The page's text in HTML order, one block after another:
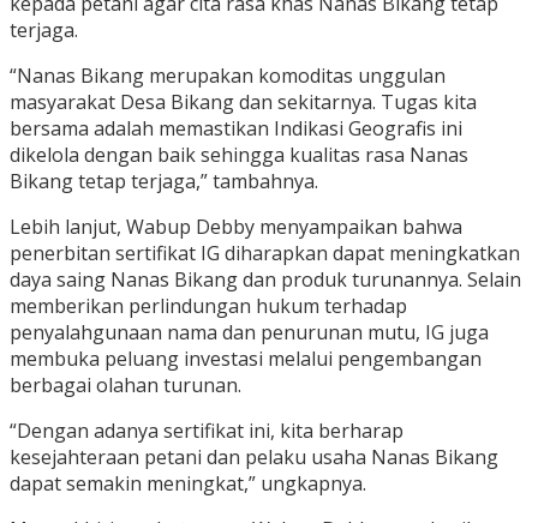
terjaga.
“Nanas Bikang merupakan komoditas unggulan
masyarakat Desa Bikang dan sekitarnya. Tugas kita
bersama adalah memastikan Indikasi Geografis ini
dikelola dengan baik sehingga kualitas rasa Nanas
Bikang tetap terjaga,” tambahnya.
Lebih lanjut, Wabup Debby menyampaikan bahwa
penerbitan sertifikat IG diharapkan dapat meningkatkan
daya saing Nanas Bikang dan produk turunannya. Selain
memberikan perlindungan hukum terhadap
penyalahgunaan nama dan penurunan mutu, IG juga
membuka peluang investasi melalui pengembangan
berbagai olahan turunan.
“Dengan adanya sertifikat ini, kita berharap
kesejahteraan petani dan pelaku usaha Nanas Bikang
dapat semakin meningkat,” ungkapnya.